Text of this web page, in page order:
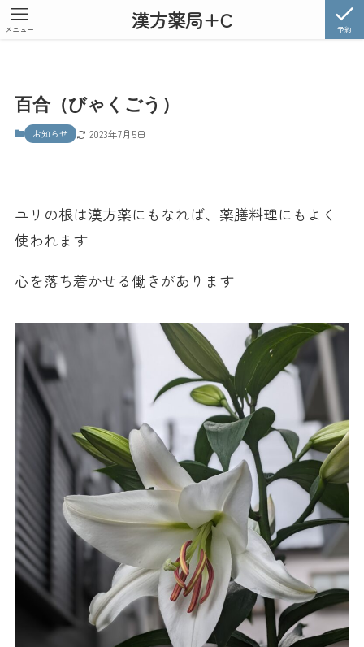
漢方薬局+C 予約
メニュー
百合（びゃくごう）
お知らせ 2023年7月5日
ユリの根は漢方薬にもなれば、薬膳料理にもよく
使われます
心を落ち着かせる働きがあります